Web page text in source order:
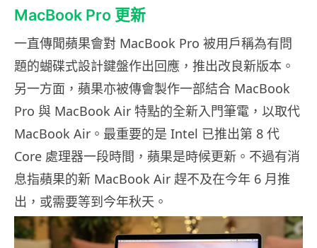
MacBook Pro 更新
一直傳聞蘋果會對 MacBook Pro 被用戶稱為有問
題的蝴碟式設計鍵盤作出回應，推出改良新版本。
另一方面，蘋果亦被傳會製作一部結合 MacBook
Pro 與 MacBook Air 特點的全新入門筆電，以取代
MacBook Air。最重要的是 Intel 已推出第 8 代
Core 處理器一段時間，蘋果是時候更新。不過有消
息指蘋果的新 MacBook Air 趕不及在今年 6 月推
出，或需要等到今年秋天。